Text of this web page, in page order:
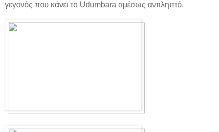
γεγονός που κάνει το Udumbara αμέσως αντιληπτό.